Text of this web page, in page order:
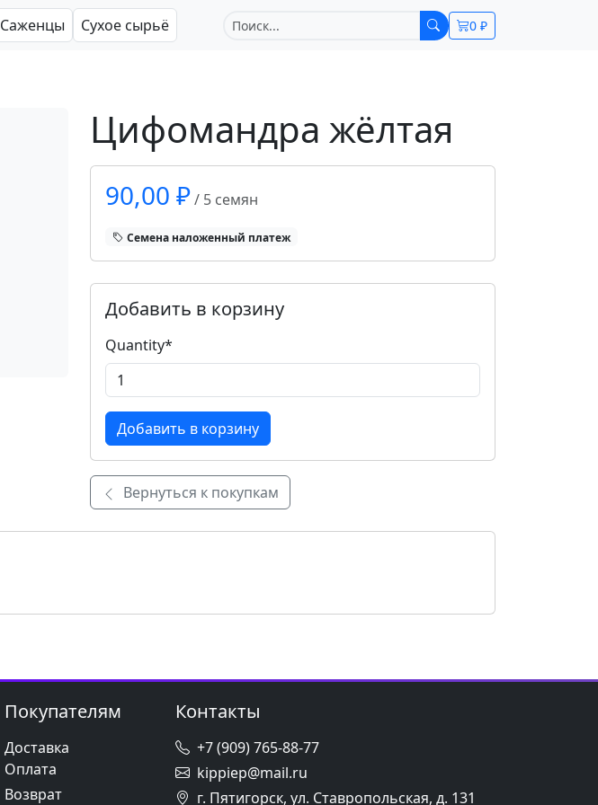
0 ₽
Саженцы Сухое сырьё
Цифомандра жёлтая
90,00 ₽/ 5 семян
Cемена наложенный платеж
Добавить в корзину
Quantity*
Вернуться к покупкам
Покупателям
Доставка
Оплата
Возврат
Контакты
+7 (909) 765-88-77
kippiep@mail.ru
г. Пятигорск, ул. Ставропольская, д. 131